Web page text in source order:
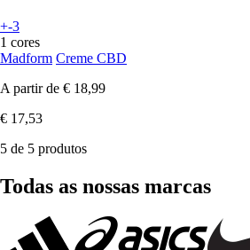
+-3
1 cores
Madform Creme CBD
A partir de € 18,99
€ 17,53
5 de 5 produtos
Todas as nossas marcas